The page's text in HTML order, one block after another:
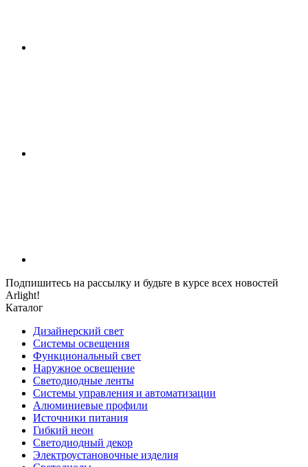
Подпишитесь на рассылку и будьте в курсе всех новостей
Arlight!
Каталог
Дизайнерский свет
Системы освещения
Функциональный свет
Наружное освещение
Светодиодные ленты
Системы управления и автоматизации
Алюминиевые профили
Источники питания
Гибкий неон
Светодиодный декор
Электроустановочные изделия